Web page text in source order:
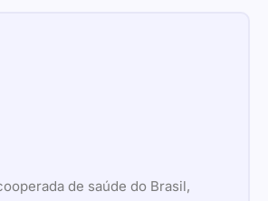
de saúde do Brasil,